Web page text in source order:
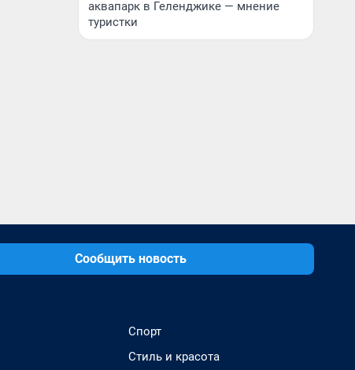
аквапарк в Геленджике — мнение
туристки
Сообщить новость
Спорт
Стиль и красота